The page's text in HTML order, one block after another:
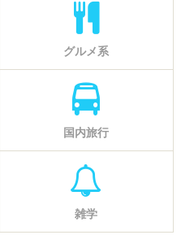
グルメ系
国内旅行
雑学